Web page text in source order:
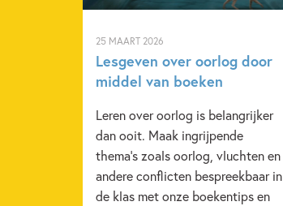
25 MAART 2026
Lesgeven over oorlog door
middel van boeken
Leren over oorlog is belangrijker
dan ooit. Maak ingrijpende
thema’s zoals oorlog, vluchten en
andere conflicten bespreekbaar in
de klas met onze boekentips en